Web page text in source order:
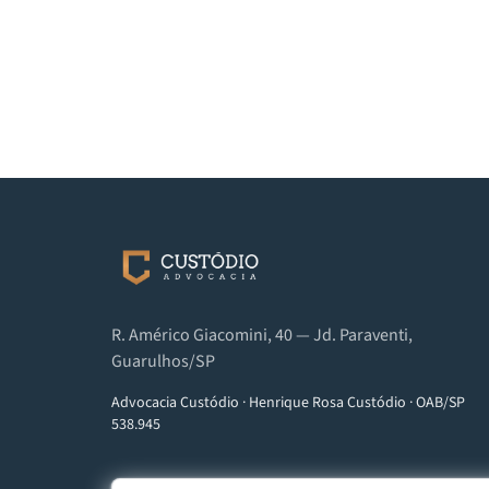
R. Américo Giacomini, 40 — Jd. Paraventi,
Guarulhos/SP
Advocacia Custódio · Henrique Rosa Custódio ·OAB/SP
538.945